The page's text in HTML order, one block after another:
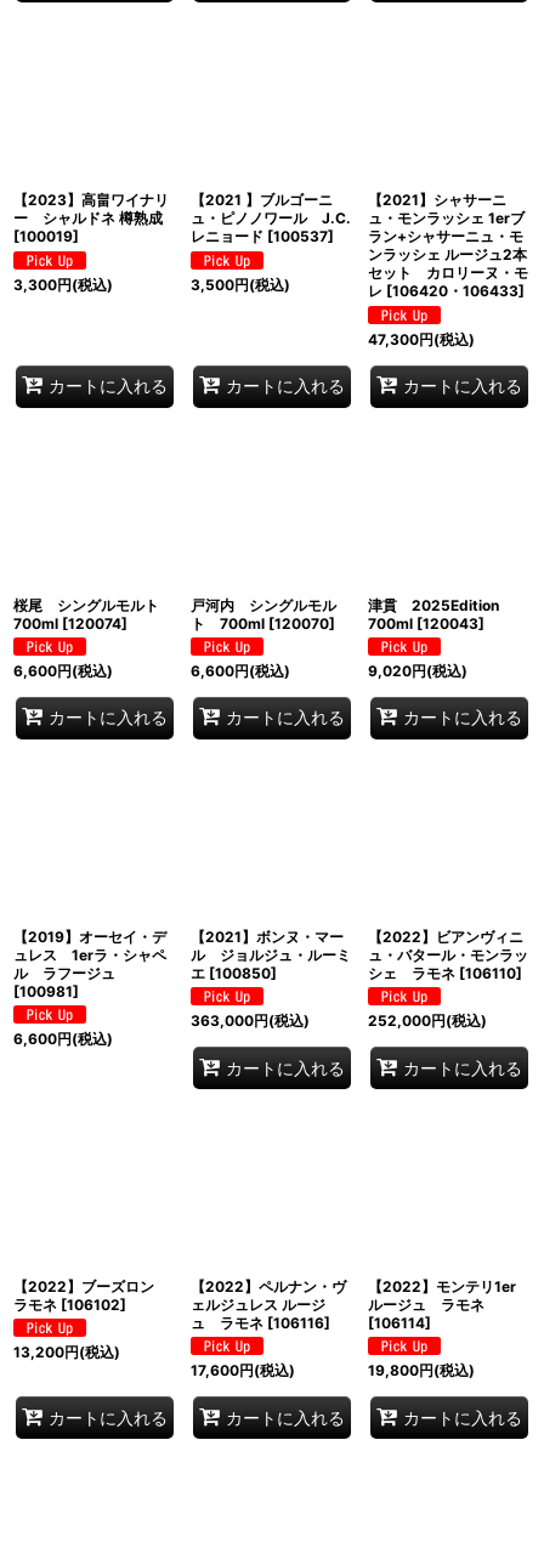
【2023】高畠ワイナリ
ー シャルドネ 樽熟成
[100019]
3,300円(税込)
カートに入れる
【2021 】ブルゴーニ
ュ・ピノノワール J.C.
レニョード [100537]
3,500円(税込)
カートに入れる
【2021】シャサーニ
ュ・モンラッシェ 1erブ
ラン+シャサーニュ・モ
ンラッシェ ルージュ2本
セット カロリーヌ・モ
レ [106420・106433]
47,300円(税込)
カートに入れる
桜尾 シングルモルト
700ml [120074]
6,600円(税込)
カートに入れる
戸河内 シングルモル
ト 700ml [120070]
6,600円(税込)
カートに入れる
津貫 2025Edition
700ml [120043]
9,020円(税込)
カートに入れる
【2019】オーセイ・デ
ュレス 1erラ・シャペ
ル ラフージュ
[100981]
6,600円(税込)
【2021】ボンヌ・マー
ル ジョルジュ・ルーミ
エ [100850]
363,000円(税込)
カートに入れる
【2022】ビアンヴィニ
ュ・バタール・モンラッ
シェ ラモネ [106110]
252,000円(税込)
カートに入れる
【2022】ブーズロン
ラモネ [106102]
13,200円(税込)
カートに入れる
【2022】ペルナン・ヴ
ェルジュレス ルージ
ュ ラモネ [106116]
17,600円(税込)
カートに入れる
【2022】モンテリ1er
ルージュ ラモネ
[106114]
19,800円(税込)
カートに入れる